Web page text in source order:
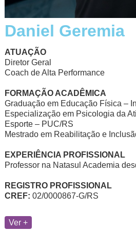
Daniel Geremia
ATUAÇÃO
Diretor Geral
Coach de Alta Performance
FORMAÇÃO ACADÊMICA
Graduação em Educação Física –
Especialização em Psicologia da
Esporte – PUC/RS
Mestrado em Reabilitação e
EXPERIÊNCIA PROFISSIONAL
Professor na Natasul Academia
REGISTRO PROFISSIONAL
CREF:02/0000867-G/RS
Ver +